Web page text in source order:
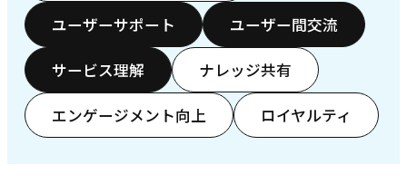
ユーザーサポート ユーザー間交流
サービス理解 ナレッジ共有
エンゲージメント向上 ロイヤルティ